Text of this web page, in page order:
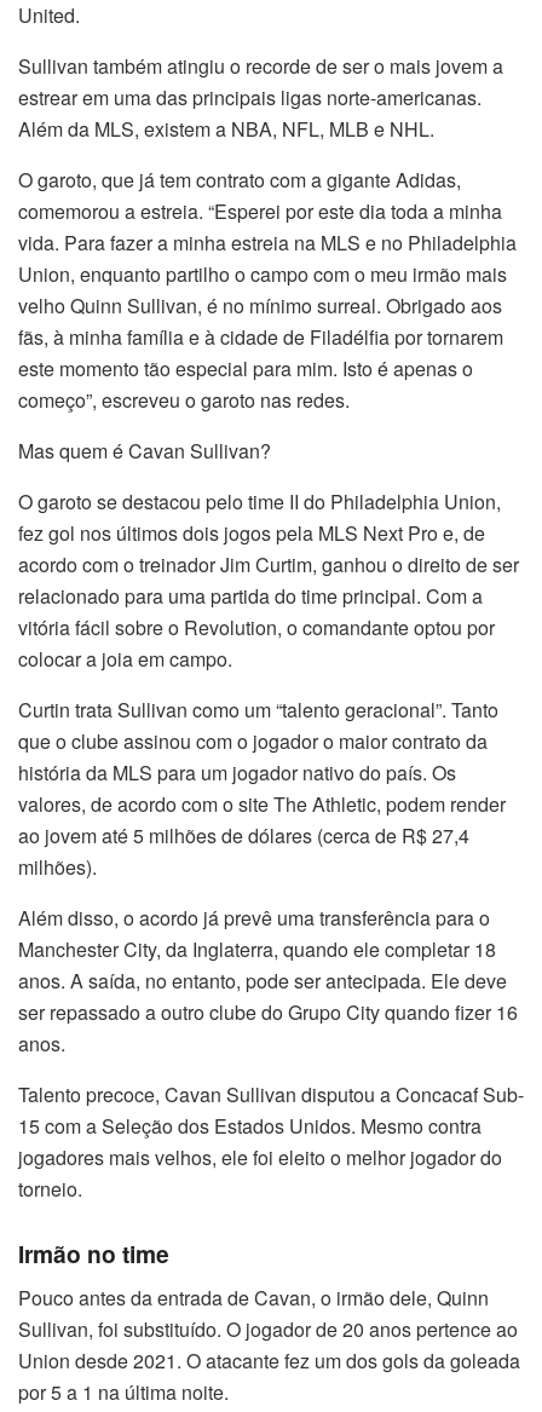
United.
Sullivan também atingiu o recorde de ser o mais jovem a
estrear em uma das principais ligas norte-americanas.
Além da MLS, existem a NBA, NFL, MLB e NHL.
O garoto, que já tem contrato com a gigante Adidas,
comemorou a estreia. “Esperei por este dia toda a minha
vida. Para fazer a minha estreia na MLS e no Philadelphia
Union, enquanto partilho o campo com o meu irmão mais
velho Quinn Sullivan, é no mínimo surreal. Obrigado aos
fãs, à minha família e à cidade de Filadélfia por tornarem
este momento tão especial para mim. Isto é apenas o
começo”, escreveu o garoto nas redes.
Mas quem é Cavan Sullivan?
O garoto se destacou pelo time II do Philadelphia Union,
fez gol nos últimos dois jogos pela MLS Next Pro e, de
acordo com o treinador Jim Curtim, ganhou o direito de ser
relacionado para uma partida do time principal. Com a
vitória fácil sobre o Revolution, o comandante optou por
colocar a joia em campo.
Curtin trata Sullivan como um “talento geracional”. Tanto
que o clube assinou com o jogador o maior contrato da
história da MLS para um jogador nativo do país. Os
valores, de acordo com o site The Athletic, podem render
ao jovem até 5 milhões de dólares (cerca de R$ 27,4
milhões).
Além disso, o acordo já prevê uma transferência para o
Manchester City, da Inglaterra, quando ele completar 18
anos. A saída, no entanto, pode ser antecipada. Ele deve
ser repassado a outro clube do Grupo City quando fizer 16
anos.
Talento precoce, Cavan Sullivan disputou a Concacaf Sub-
15 com a Seleção dos Estados Unidos. Mesmo contra
jogadores mais velhos, ele foi eleito o melhor jogador do
torneio.
Irmão no time
Pouco antes da entrada de Cavan, o irmão dele, Quinn
Sullivan, foi substituído. O jogador de 20 anos pertence ao
Union desde 2021. O atacante fez um dos gols da goleada
por 5 a 1 na última noite.